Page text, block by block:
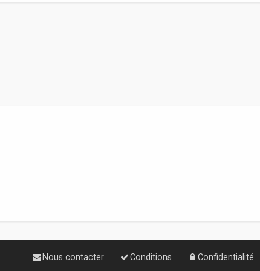
Confidentialité
Conditions
Nous contacter